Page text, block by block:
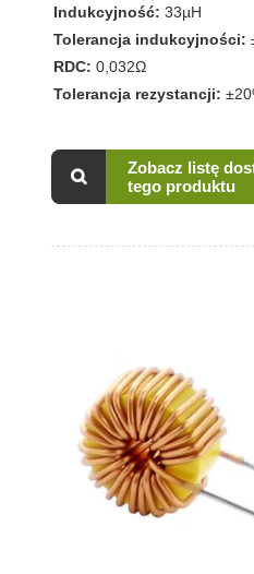
Indukcyjność: 33µH
Tolerancja indukcyjności:
RDC: 0,032Ω
Tolerancja rezystancji:
Zobacz listę
tego produktu